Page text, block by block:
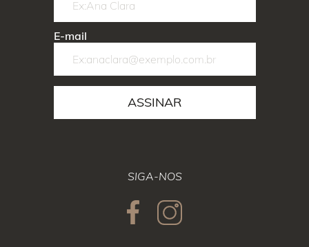
E-mail
ASSINAR
SIGA-NOS